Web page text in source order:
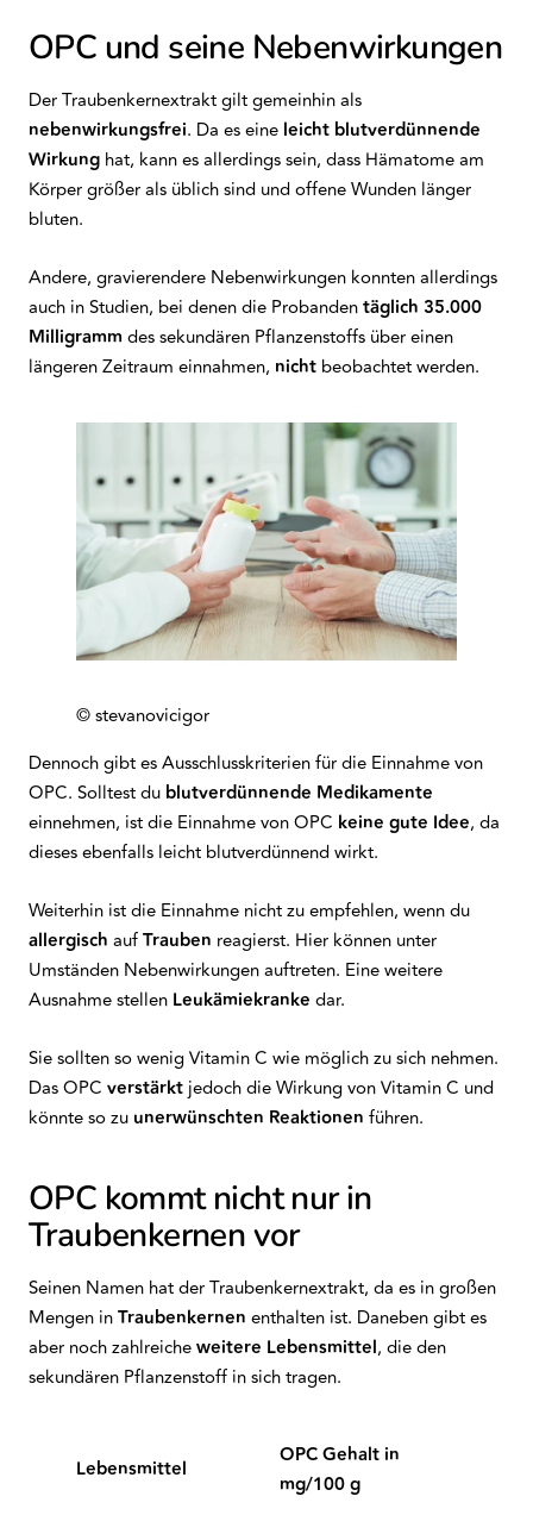
OPC und seine Nebenwirkungen
Der Traubenkernextrakt gilt gemeinhin als
nebenwirkungsfrei. Da es eine leicht blutverdünnende
Wirkung hat, kann es allerdings sein, dass Hämatome am
Körper größer als üblich sind und offene Wunden länger
bluten.
Andere, gravierendere Nebenwirkungen konnten allerdings
auch in Studien, bei denen die Probandentäglich 35.000
Milligramm des sekundären Pflanzenstoffs über einen
längeren Zeitraum einnahmen, nicht beobachtet werden.
© stevanovicigor
Dennoch gibt es Ausschlusskriterien für die Einnahme von
OPC. Solltest du blutverdünnende Medikamente
einnehmen, ist die Einnahme von OPC keine gute Idee, da
dieses ebenfalls leicht blutverdünnend wirkt.
Weiterhin ist die Einnahme nicht zu empfehlen, wenn du
allergisch aufTrauben reagierst. Hier können unter
Umständen Nebenwirkungen auftreten. Eine weitere
Ausnahme stellen Leukämiekranke dar.
Sie sollten so wenig Vitamin C wie möglich zu sich nehmen.
Das OPC verstärkt jedoch die Wirkung von Vitamin C und
könnte so zu unerwünschten Reaktionen führen.
OPC kommt nicht nur in
Traubenkernen vor
Seinen Namen hat der Traubenkernextrakt, da es in großen
Mengen inTraubenkernen enthalten ist. Daneben gibt es
aber noch zahlreicheweitere Lebensmittel, die den
sekundären Pflanzenstoff in sich tragen.
Lebensmittel
OPC Gehalt in
mg/100 g